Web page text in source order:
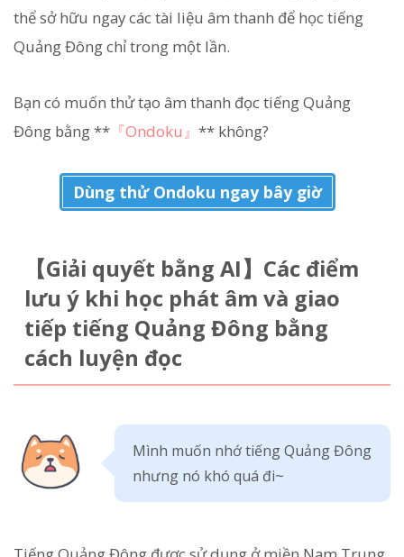
thể sở hữu ngay các tài liệu âm thanh để học tiếng
Quảng Đông chỉ trong một lần.
Bạn có muốn thử tạo âm thanh đọc tiếng Quảng
Đông bằng ** 『Ondoku』 ** không?
Dùng thử Ondoku ngay bây giờ
【Giải quyết bằng AI】Các điểm
lưu ý khi học phát âm và giao
tiếp tiếng Quảng Đông bằng
cách luyện đọc
Mình muốn nhớ tiếng Quảng Đông
nhưng nó khó quá đi~